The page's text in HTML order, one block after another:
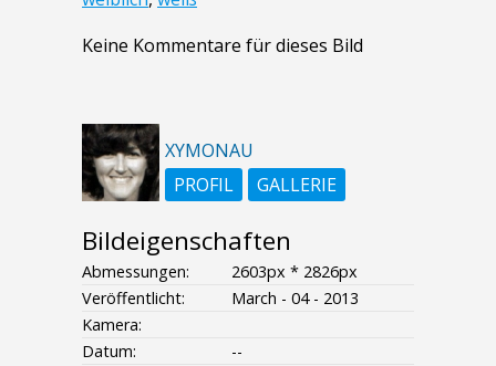
Keine Kommentare für dieses Bild
XYMONAU
PROFIL
GALLERIE
Bildeigenschaften
Abmessungen:
2603px * 2826px
Veröffentlicht:
March - 04 - 2013
Kamera:
Datum:
--